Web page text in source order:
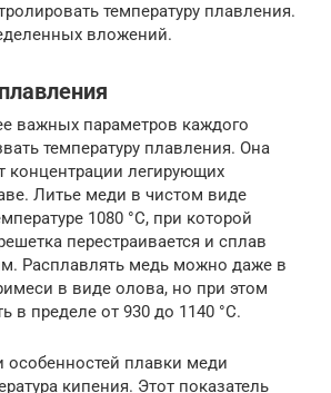
температуру плавления.
вложений.
важных параметров каждого
температуру плавления. Она
концентрации легирующих
Литье меди в чистом виде
1080 °C, при которой
перестраивается и сплав
Расплавлять медь можно даже в
в виде олова, но при этом
в пределе от 930 до 1140 °C.
особенностей плавки меди
кипения. Этот показатель